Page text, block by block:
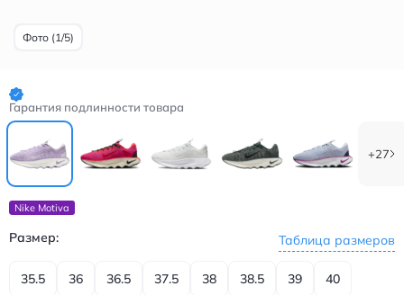
Фото (1/5)
Гарантия подлинности товара
+27
Nike Motiva
Размер: Таблица размеров
35.5 36 36.5 37.5 38 38.5 39 40